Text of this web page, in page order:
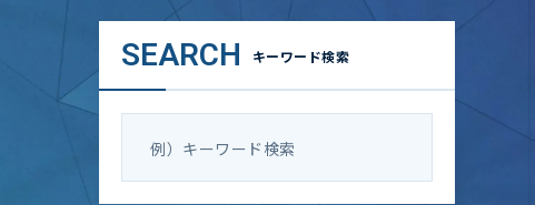
SEARCH キーワード検索